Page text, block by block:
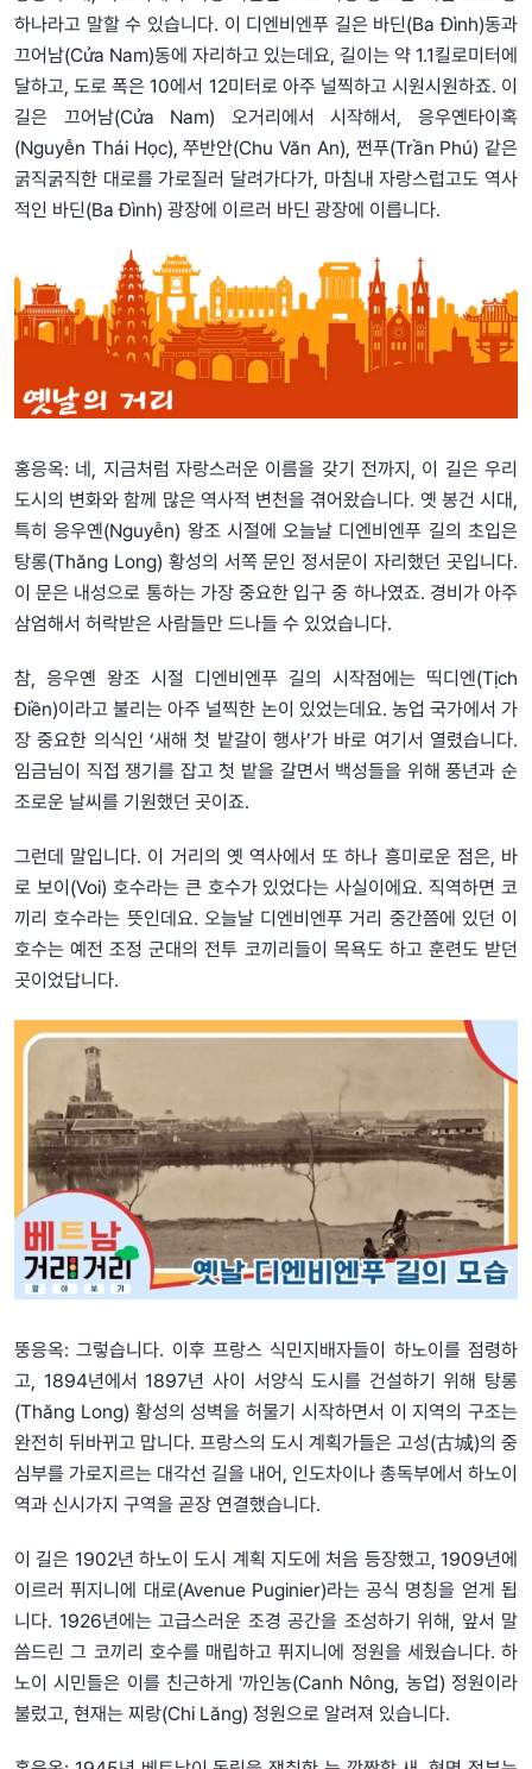
하나라고 말할 수 있습니다. 이 디엔비엔푸 길은 바딘(Ba Đình)동과
끄어남(Cửa Nam)동에 자리하고 있는데요, 길이는 약 1.1킬로미터에
달하고, 도로 폭은 10에서 12미터로 아주 널찍하고 시원시원하죠. 이
길은 끄어남(Cửa Nam) 오거리에서 시작해서, 응우옌타이혹
(Nguyễn Thái Học), 쭈반안(Chu Văn An), 쩐푸(Trần Phú) 같은
굵직굵직한 대로를 가로질러 달려가다가, 마침내 자랑스럽고도 역사
적인 바딘(Ba Đình) 광장에 이르러 바딘 광장에 이릅니다.
홍응옥: 네, 지금처럼 자랑스러운 이름을 갖기 전까지, 이 길은 우리
도시의 변화와 함께 많은 역사적 변천을 겪어왔습니다. 옛 봉건 시대,
특히 응우옌(Nguyễn) 왕조 시절에 오늘날 디엔비엔푸 길의 초입은
탕롱(Thăng Long) 황성의 서쪽 문인 정서문이 자리했던 곳입니다.
이 문은 내성으로 통하는 가장 중요한 입구 중 하나였죠. 경비가 아주
삼엄해서 허락받은 사람들만 드나들 수 있었습니다.
참, 응우옌 왕조 시절 디엔비엔푸 길의 시작점에는 띡디엔(Tịch
Điền)이라고 불리는 아주 널찍한 논이 있었는데요. 농업 국가에서 가
장 중요한 의식인 ‘새해 첫 밭갈이 행사’가 바로 여기서 열렸습니다.
임금님이 직접 쟁기를 잡고 첫 밭을 갈면서 백성들을 위해 풍년과 순
조로운 날씨를 기원했던 곳이죠.
그런데 말입니다. 이 거리의 옛 역사에서 또 하나 흥미로운 점은, 바
로 보이(Voi) 호수라는 큰 호수가 있었다는 사실이에요. 직역하면 코
끼리 호수라는 뜻인데요. 오늘날 디엔비엔푸 거리 중간쯤에 있던 이
호수는 예전 조정 군대의 전투 코끼리들이 목욕도 하고 훈련도 받던
곳이었답니다.
뚱응옥: 그렇습니다. 이후 프랑스 식민지배자들이 하노이를 점령하
고, 1894년에서 1897년 사이 서양식 도시를 건설하기 위해 탕롱
(Thăng Long) 황성의 성벽을 허물기 시작하면서 이 지역의 구조는
완전히 뒤바뀌고 맙니다. 프랑스의 도시 계획가들은 고성(古城)의 중
심부를 가로지르는 대각선 길을 내어, 인도차이나 총독부에서 하노이
역과 신시가지 구역을 곧장 연결했습니다.
이 길은 1902년 하노이 도시 계획 지도에 처음 등장했고, 1909년에
이르러 퓌지니에 대로(Avenue Puginier)라는 공식 명칭을 얻게 됩
니다. 1926년에는 고급스러운 조경 공간을 조성하기 위해, 앞서 말
씀드린 그 코끼리 호수를 매립하고 퓌지니에 정원을 세웠습니다. 하
노이 시민들은 이를 친근하게 '까인농(Canh Nông, 농업) 정원이라
불렀고, 현재는 찌랑(Chi Lăng) 정원으로 알려져 있습니다.